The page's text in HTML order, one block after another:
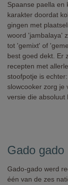
Spaanse paella en
karakter doordat
gingen met
woord 'jambalaya'
tot 'gemixt' of
best goed dekt. Er
recepten met
stoofpotje is
slowcooker zorg je
versie die absoluut
Gado gado
Gado-gado werd
één van de zes